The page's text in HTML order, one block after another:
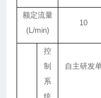
额定流量
(L/min)
10
控
制
系
自主研发